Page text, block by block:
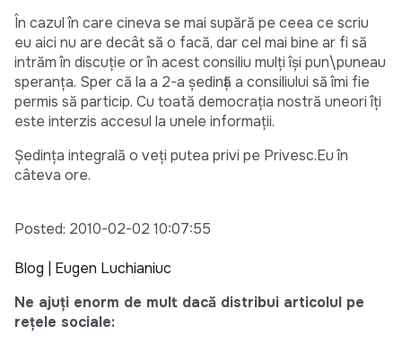
În cazul în care cineva se mai supără pe ceea ce scriu
eu aici nu are decât să o facă, dar cel mai bine ar fi să
intrăm în discuție or în acest consiliu mulți își pun\puneau
speranța. Sper că la a 2-a ședință a consiliului să îmi fie
permis să particip. Cu toată democrația nostră uneori îți
este interzis accesul la unele informații.
Ședința integrală o veți putea privi pe Privesc.Eu în
câteva ore.
Posted: 2010-02-02 10:07:55
Blog | Eugen Luchianiuc
Ne ajuți enorm de mult dacă distribui articolul pe
rețele sociale: